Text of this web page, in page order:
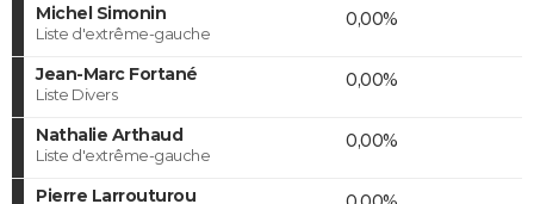
Michel Simonin
Liste d'extrême-gauche
0,00%
Jean-Marc Fortané
Liste Divers
0,00%
Nathalie Arthaud
Liste d'extrême-gauche
0,00%
Pierre Larrouturou